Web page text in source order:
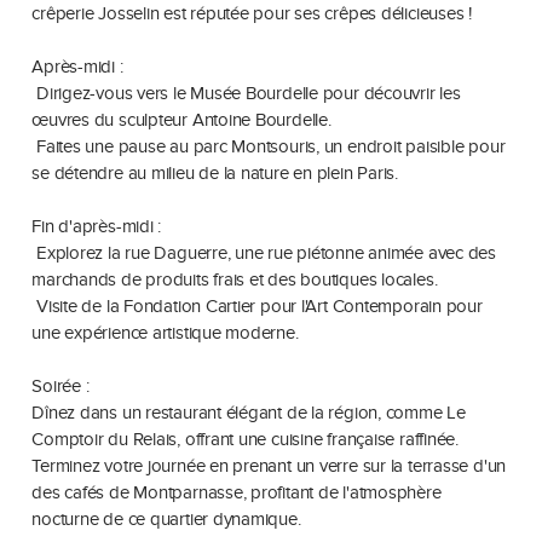
crêperie Josselin est réputée pour ses crêpes délicieuses !
Après-midi :
Dirigez-vous vers le Musée Bourdelle pour découvrir les
œuvres du sculpteur Antoine Bourdelle.
Faites une pause au parc Montsouris, un endroit paisible pour
se détendre au milieu de la nature en plein Paris.
Fin d'après-midi :
Explorez la rue Daguerre, une rue piétonne animée avec des
marchands de produits frais et des boutiques locales.
Visite de la Fondation Cartier pour l'Art Contemporain pour
une expérience artistique moderne.
Soirée :
Dînez dans un restaurant élégant de la région, comme Le
Comptoir du Relais, offrant une cuisine française raffinée.
Terminez votre journée en prenant un verre sur la terrasse d'un
des cafés de Montparnasse, profitant de l'atmosphère
nocturne de ce quartier dynamique.